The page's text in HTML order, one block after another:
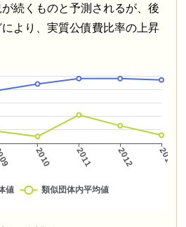
続くものと予測されるが、後
より、実質公債費比率の上昇